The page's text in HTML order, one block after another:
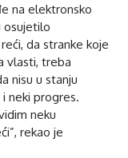
na elektronsko
osujetilo
da stranke koje
vlasti, treba
nisu u stanju
neki progres.
neku
rekao je